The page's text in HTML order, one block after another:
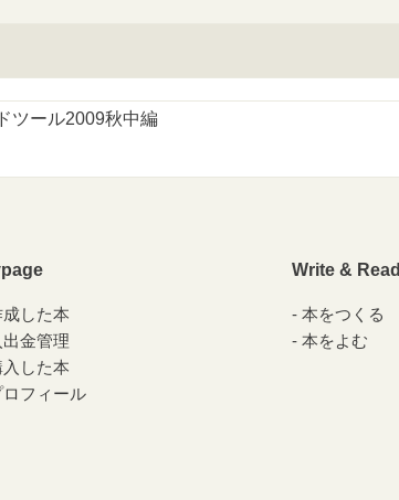
ツール2009秋中編
成した本
出金管理
入した本
ロフィール
Write & Read
本をつくる
本をよむ